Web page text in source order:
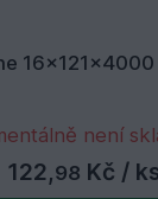
16x121x4000
není
122,98 Kč /